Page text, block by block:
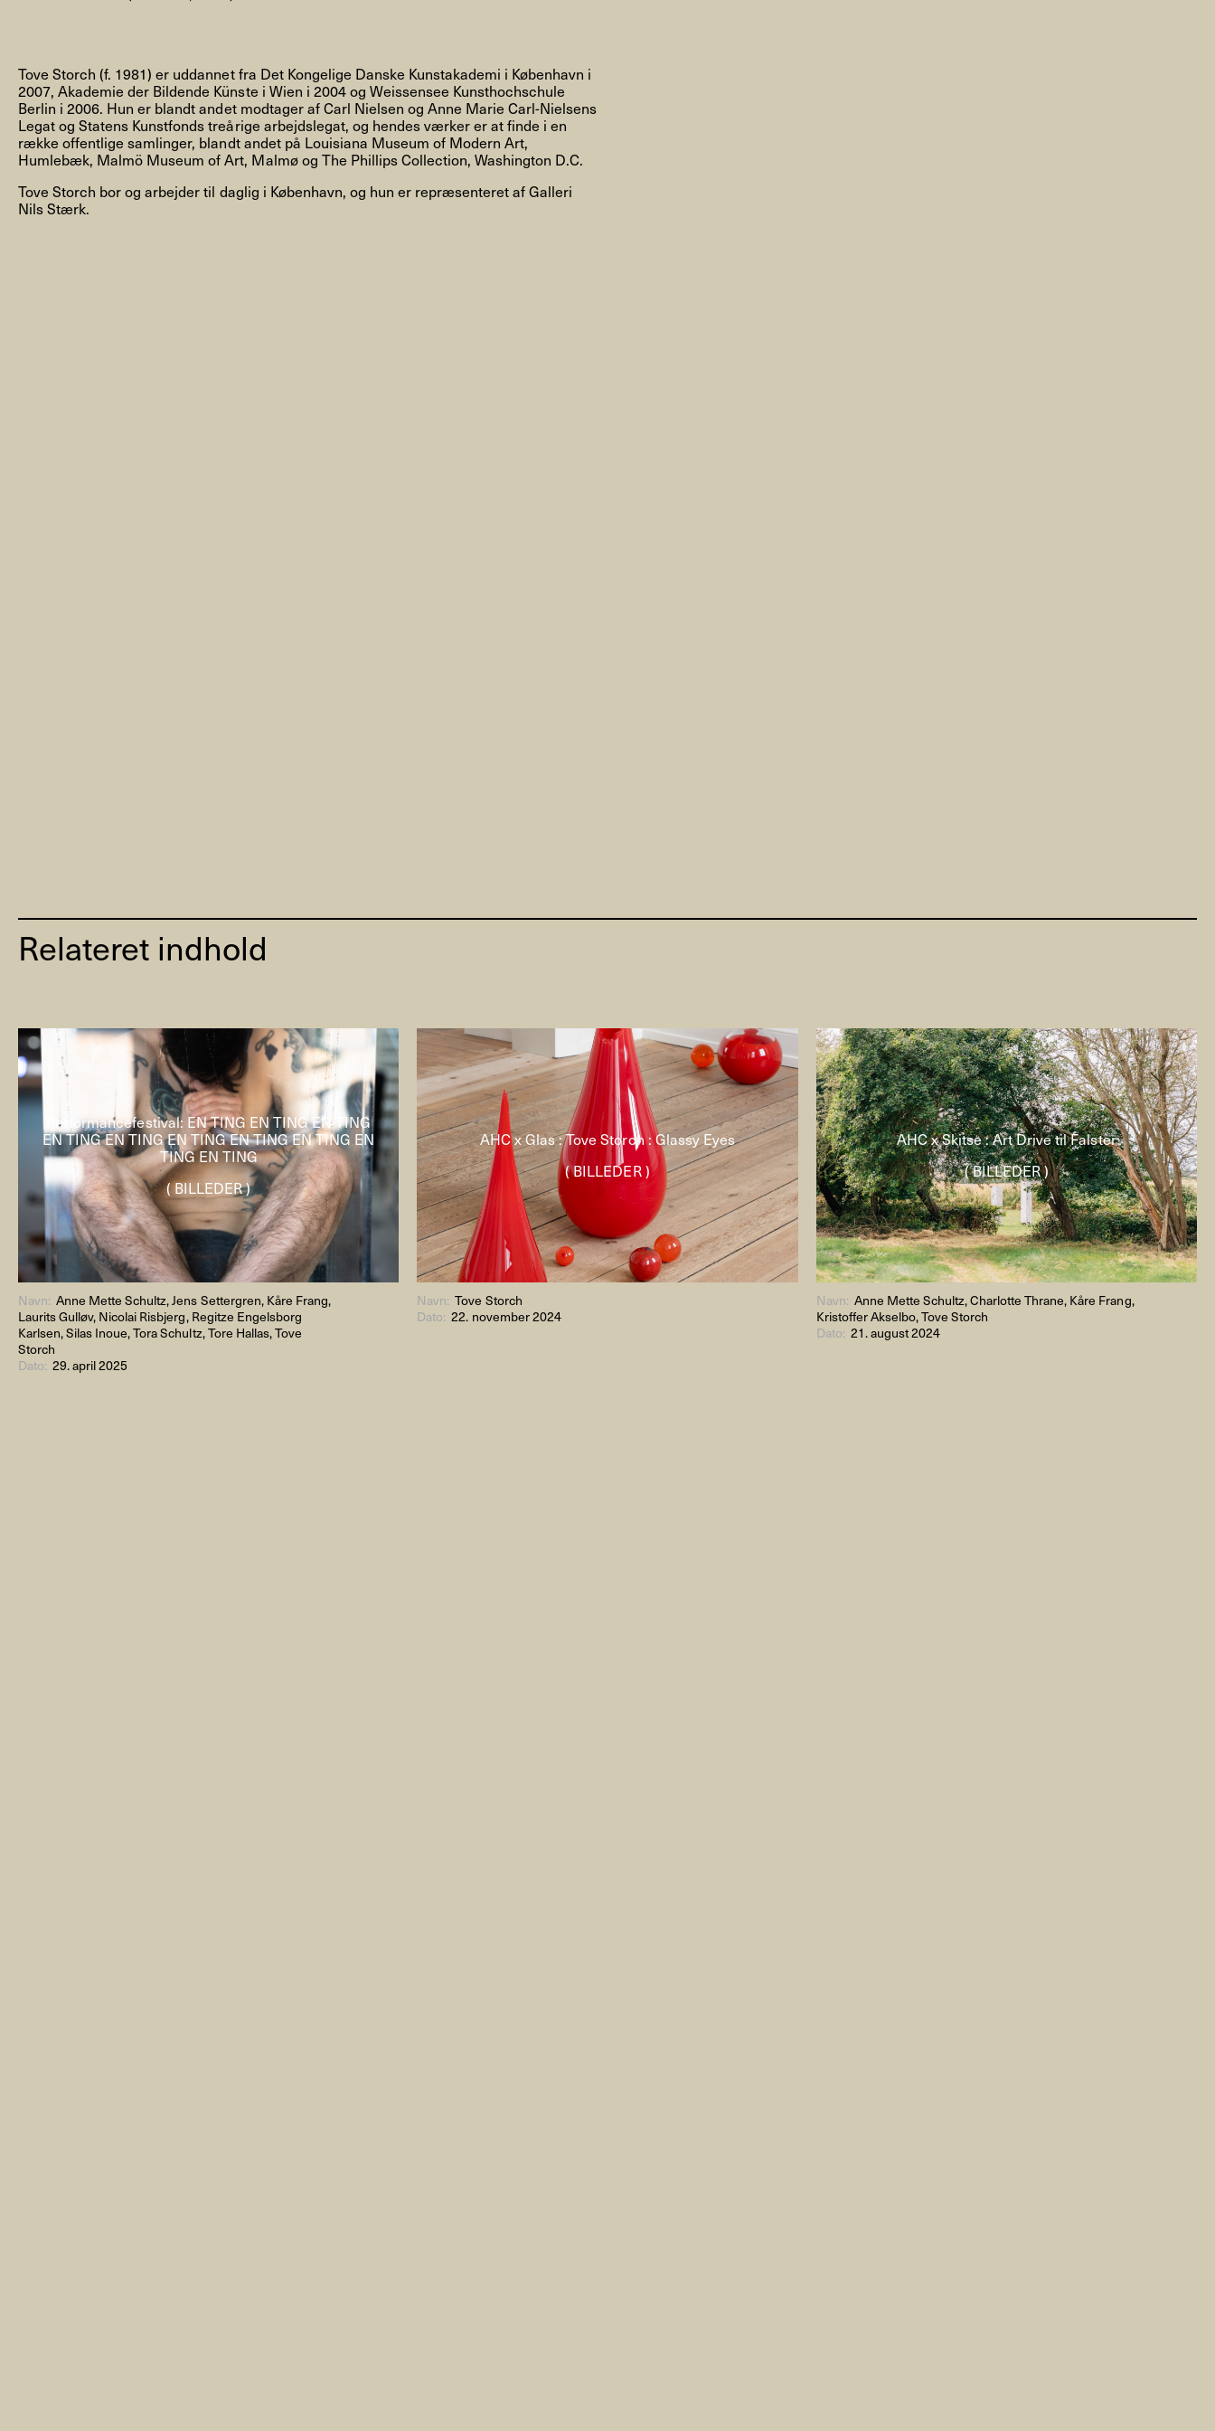
Om AHCProfiler
NYHEDSBREV
THORAVEJ 29, 2400 KØBENHAVN NV, DANMARK INFO@ARTHUBCOPENHAGEN.DK
Tove Storch (f. 1981) er uddannet fra Det Kongelige Danske Kunstakademi i København i
2007, Akademie der Bildende Künste i Wien i 2004 og Weissensee Kunsthochschule
Berlin i 2006. Hun er blandt andet modtager af Carl Nielsen og Anne Marie Carl-Nielsens
Legat og Statens Kunstfonds treårige arbejdslegat, og hendes værker er at finde i en
række offentlige samlinger, blandt andet på Louisiana Museum of Modern Art,
Humlebæk, Malmö Museum of Art, Malmø og The Phillips Collection, Washington D.C.
Tove Storch bor og arbejder til daglig i København, og hun er repræsenteret af Galleri
Nils Stærk.
Relateret indhold
Performancefestival: EN TING EN TING EN TING
EN TING EN TING EN TING EN TING EN TING EN
TING EN TING
( BILLEDER )
Navn:Anne Mette Schultz, Jens Settergren, Kåre Frang,
Laurits Gulløv, Nicolai Risbjerg, Regitze Engelsborg
Karlsen, Silas Inoue, Tora Schultz, Tore Hallas, Tove
Storch
Dato:29. april 2025
AHC x Glas : Tove Storch : Glassy Eyes
( BILLEDER )
Navn:Tove Storch
Dato:22. november 2024
AHC x Skitse : Art Drive til Falster
( BILLEDER )
Navn: Anne Mette Schultz, Charlotte Thrane, Kåre Frang,
Kristoffer Akselbo, Tove Storch
Dato: 21. august 2024